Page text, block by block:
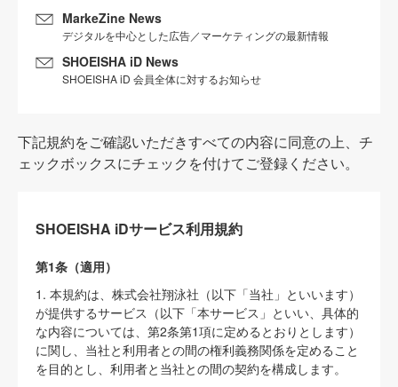
MarkeZine News
デジタルを中心とした広告／マーケティングの最新情報
SHOEISHA iD News
SHOEISHA iD 会員全体に対するお知らせ
下記規約をご確認いただきすべての内容に同意の上、チ
ェックボックスにチェックを付けてご登録ください。
SHOEISHA iDサービス利用規約
第1条（適用）
1. 本規約は、株式会社翔泳社（以下「当社」といいます）
が提供するサービス（以下「本サービス」といい、具体的
な内容については、第2条第1項に定めるとおりとします）
に関し、当社と利用者との間の権利義務関係を定めること
を目的とし、利用者と当社との間の契約を構成します。